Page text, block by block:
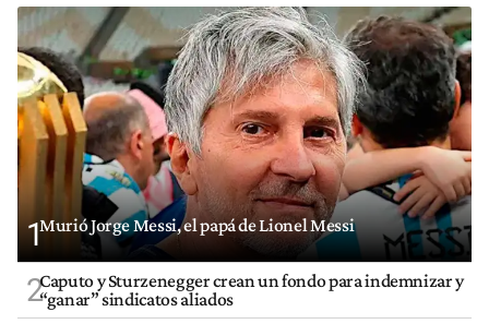
1Murió Jorge Messi, el papá de Lionel Messi
2Caputo y Sturzenegger crean un fondo para indemnizar y
“ganar” sindicatos aliados